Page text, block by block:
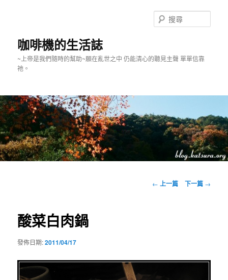
咖啡機的生活誌
~上帝是我們隨時的幫助~願在亂世之中 仍能清心的聽見主聲 單單信靠
祂。
尋
文
← 上一篇 下一篇 →
酸菜白肉鍋
發佈日期:2011/04/17